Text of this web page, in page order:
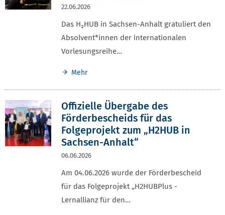
22.06.2026
Das H₂HUB in Sachsen-Anhalt gratuliert den
Absolvent*innen der internationalen
Vorlesungsreihe…
Mehr
Offizielle Übergabe des
Förderbescheids für das
Folgeprojekt zum „H2HUB in
Sachsen-Anhalt“
06.06.2026
Am 04.06.2026 wurde der Förderbescheid
für das Folgeprojekt „H2HUBPlus -
Lernallianz für den…